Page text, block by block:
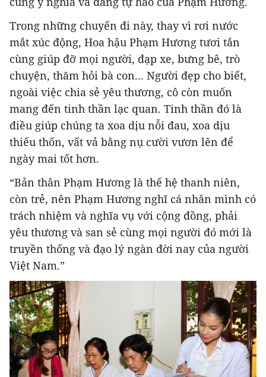
Trong những chuyến đi này, thay vì rơi nước
mắt xúc động, Hoa hậu Phạm Hương tươi tắn
cùng giúp đỡ mọi người, đạp xe, bưng bê, trò
chuyện, thăm hỏi bà con... Người đẹp cho biết,
ngoài việc chia sẻ yêu thương, cô còn muốn
mang đến tinh thần lạc quan. Tinh thần đó là
điều giúp chúng ta xoa dịu nỗi đau, xoa dịu
thiếu thốn, vất vả bằng nụ cười vươn lên để
ngày mai tốt hơn.
“Bản thân Phạm Hương là thế hệ thanh niên,
còn trẻ, nên Phạm Hương nghĩ cá nhân mình có
trách nhiệm và nghĩa vụ với cộng đồng, phải
yêu thương và san sẻ cùng mọi người đó mới là
truyền thống và đạo lý ngàn đời nay của người
Việt Nam.”